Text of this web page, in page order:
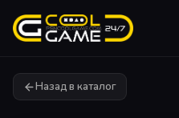
Назад в каталог